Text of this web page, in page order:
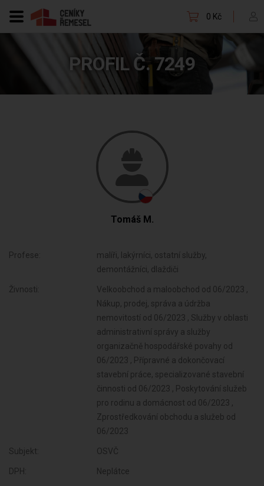
0 Kč
PROFIL Č. 7249
Tomáš M.
Profese:
malíři, lakýrníci, ostatní služby,
demontážníci, dlaždiči
Živnosti:
Velkoobchod a maloobchod od 06/2023 ,
Nákup, prodej, správa a údržba
nemovitostí od 06/2023 , Služby v oblasti
administrativní správy a služby
organizačně hospodářské povahy od
06/2023 , Přípravné a dokončovací
stavební práce, specializované stavební
činnosti od 06/2023 , Poskytování služeb
pro rodinu a domácnost od 06/2023 ,
Zprostředkování obchodu a služeb od
06/2023
Subjekt: OSVČ
DPH: Neplátce